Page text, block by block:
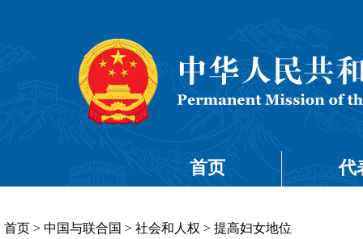
首页 代
首页 > 中国与联合国 > 社会和人权 > 提高妇女地位